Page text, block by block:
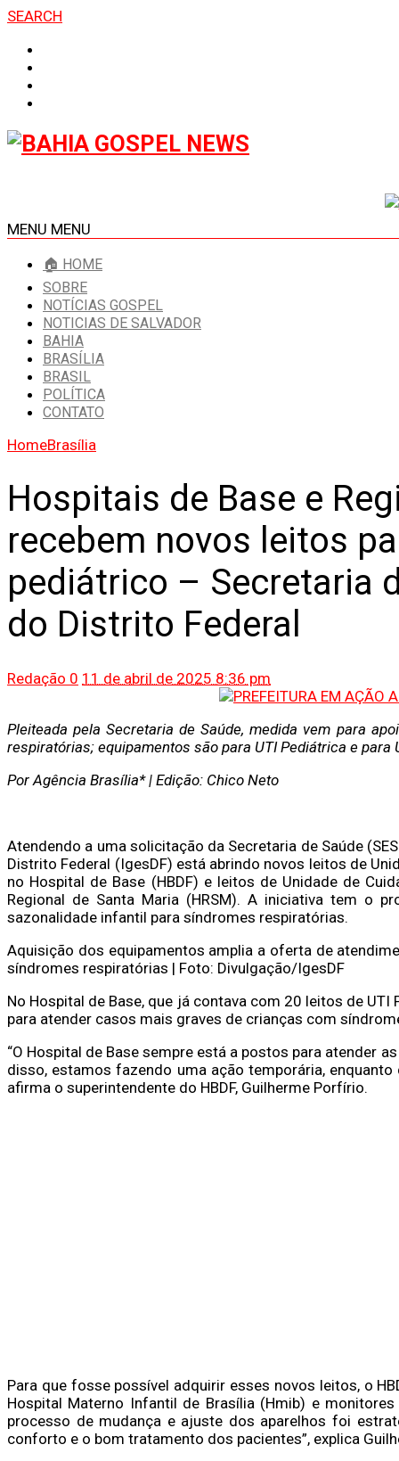
SEARCH
MENU MENU
🏠 HOME
SOBRE
NOTÍCIAS GOSPEL
NOTICIAS DE SALVADOR
BAHIA
BRASÍLIA
BRASIL
POLÍTICA
CONTATO
HomeBrasília
Hospitais de Base e
recebem novos leitos
pediátrico – Secretaria
do Distrito Federal
Redação 0 11 de abril de 2025 8:36 pm
Pleiteada pela Secretaria de Saúde, medida vem para
respiratórias; equipamentos são para UTI Pediátrica e
Por Agência Brasília* | Edição: Chico Neto
Atendendo a uma solicitação da Secretaria de Saúde
Distrito Federal (IgesDF) está abrindo novos leitos de
no Hospital de Base (HBDF) e leitos de Unidade de
Regional de Santa Maria (HRSM). A iniciativa tem o
sazonalidade infantil para síndromes respiratórias.
Aquisição dos equipamentos amplia a oferta de
síndromes respiratórias | Foto: Divulgação/IgesDF
No Hospital de Base, que já contava com 20 leitos de
para atender casos mais graves de crianças com
“O Hospital de Base sempre está a postos para atender
disso, estamos fazendo uma ação temporária,
afirma o superintendente do HBDF, Guilherme Porfírio.
Para que fosse possível adquirir esses novos leitos, o
Hospital Materno Infantil de Brasília (Hmib) e
processo de mudança e ajuste dos aparelhos foi
conforto e o bom tratamento dos pacientes”, explica